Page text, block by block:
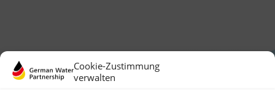
Cookie-Zustimmung
verwalten